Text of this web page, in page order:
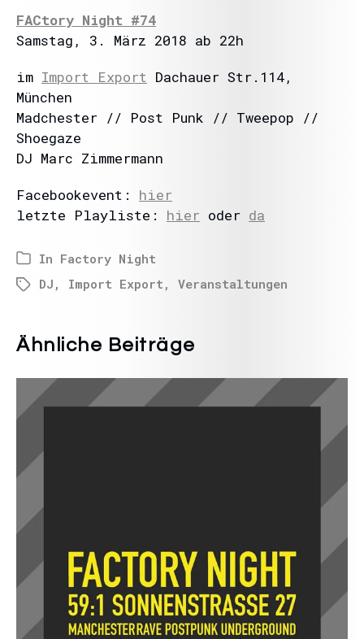
FACtory Night #74
Samstag, 3. März 2018 ab 22h
im Import Export Dachauer Str.114,
München
Madchester // Post Punk // Tweepop //
Shoegaze
DJ Marc Zimmermann
Facebookevent: hier
letzte Playliste: hier oder da
In Factory Night
DJ , Import Export , Veranstaltungen
Ähnliche Beiträge